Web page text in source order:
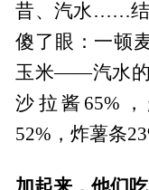
昔、汽水……结
傻了眼：一顿
玉米——汽水的
沙拉酱65%
52%，炸薯条